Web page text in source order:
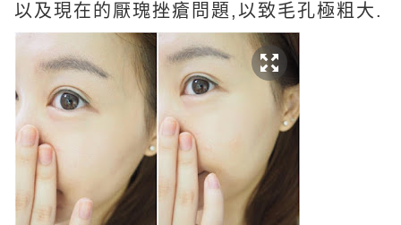
以及現在的厭瑰挫瘡問題,以致毛孔極粗大.